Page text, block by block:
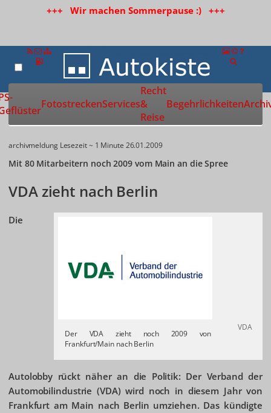
+++ Wir machen Sommerpause :) +++
Zur Startseite
FotostreckenServices
Recht
&
Reise
Begehrlichkeiten
archivmeldung Lesezeit ~ 1 Minute 26.01.2009
Mit 80 Mitarbeitern noch 2009 vom Main an die Spree
VDA zieht nach Berlin
VDA
Der VDA zieht noch 2009 von
Frankfurt/Main nach Berlin
Die
Autolobby rückt näher an die Politik: Der Verband der
Automobilindustrie (VDA) wird noch in diesem Jahr von
Frankfurt am Main nach Berlin umziehen. Das kündigte